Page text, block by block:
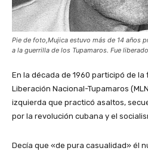
Pie de foto,Mujica estuvo más de 14 años
a la guerrilla de los Tupamaros. Fue
En la década de 1960 participó de
Liberación Nacional-Tupamaros
izquierda que practicó asaltos,
por la revolución cubana y el
Decía que «de pura casualidad» él